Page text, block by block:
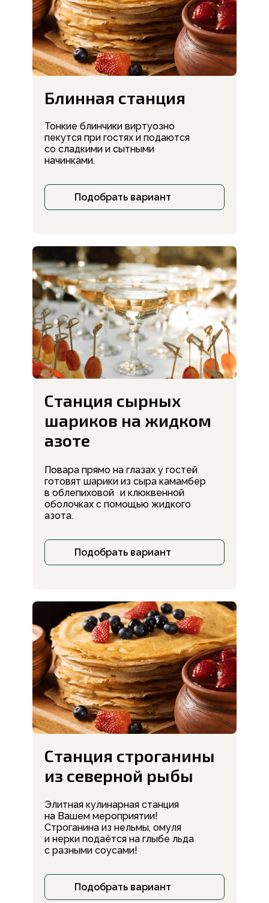
Элитная кулинарная станция
на Вашем мероприятии!
Строганина из нельмы, омуля
и нерки подаётся на глыбе льда
с разными соусами!
Станция строганины
из северной рыбы
Подобрать вариант
Повара прямо на глазах у гостей
готовят шарики из сыра камамбер
в облепиховой и клюквенной
оболочках с помощью жидкого
азота.
Станция сырных
шариков на жидком
азоте
Подобрать вариант
Тонкие блинчики виртуозно
пекутся при гостях и подаются
со сладкими и сытными
начинками.
Блинная станция
Подобрать вариант